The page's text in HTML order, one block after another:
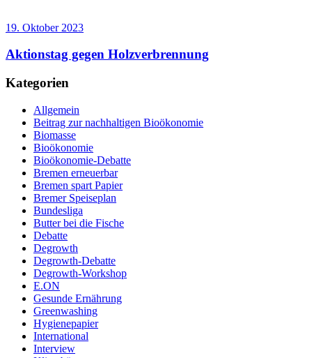
19. Oktober 2023
Aktionstag gegen Holzverbrennung
Kategorien
Allgemein
Beitrag zur nachhaltigen Bioökonomie
Biomasse
Bioökonomie
Bioökonomie-Debatte
Bremen erneuerbar
Bremen spart Papier
Bremer Speiseplan
Bundesliga
Butter bei die Fische
Debatte
Degrowth
Degrowth-Debatte
Degrowth-Workshop
E.ON
Gesunde Ernährung
Greenwashing
Hygienepapier
International
Interview